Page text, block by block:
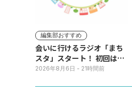
編集部おすすめ
会いに行けるラジオ「まち
スタ」スタート！ 初回は11
日(火･祝) 公開生放送
2026年8月6日 - 21時間前